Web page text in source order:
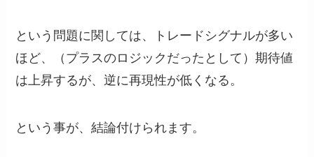
という問題に関しては、トレードシグナルが多い
ほど、（プラスのロジックだったとして）期待値
は上昇するが、逆に再現性が低くなる。
という事が、結論付けられます。